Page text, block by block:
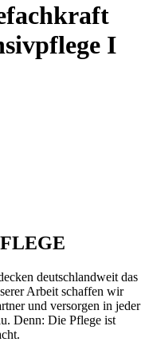
I
deutschlandweit das
Arbeit schaffen wir
und versorgen in jeder
Denn: Die Pflege ist